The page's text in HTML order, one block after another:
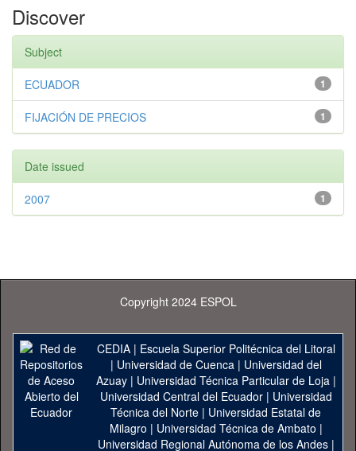
Discover
Subject
1
ECUADOR
1
FIJACIÓN DE PRECIOS
Date issued
1
2007
Copyright 2024 ESPOL
CEDIA| Escuela Superior Politécnica del Litoral
| Universidad de Cuenca| Universidad del
Azuay| Universidad Técnica Particular de Loja|
Universidad Central del Ecuador| Universidad
Técnica del Norte | Universidad Estatal de
Milagro | Universidad Técnica de Ambato |
Universidad Regional Autónoma de los Andes|